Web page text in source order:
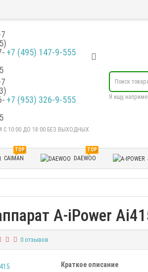
+7 (495) 147-9-555
+7 (953) 326-9-555
С 10:00 ДО 18:00 БЕЗ ВЫХОДНЫХ
Я ищу,
TOP
CAIMAN
TOP
DAEWOO
A-iPower
0 отзывов
Краткое описание